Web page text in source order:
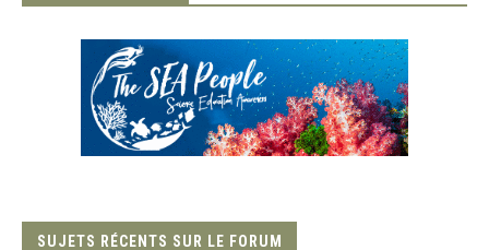
SUJETS RÉCENTS SUR LE FORUM